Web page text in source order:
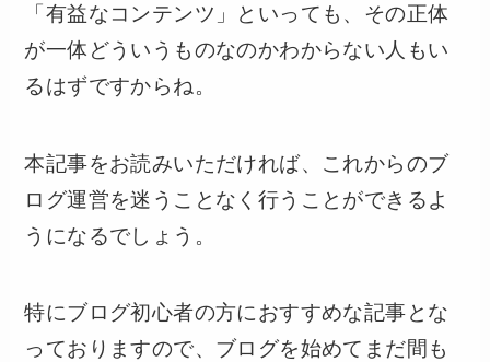
「有益なコンテンツ」といっても、その正体
が一体どういうものなのかわからない人もい
るはずですからね。
本記事をお読みいただければ、これからのブ
ログ運営を迷うことなく行うことができるよ
うになるでしょう。
特にブログ初心者の方におすすめな記事とな
っておりますので、ブログを始めてまだ間も